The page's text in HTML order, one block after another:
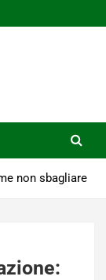
non sbagliare